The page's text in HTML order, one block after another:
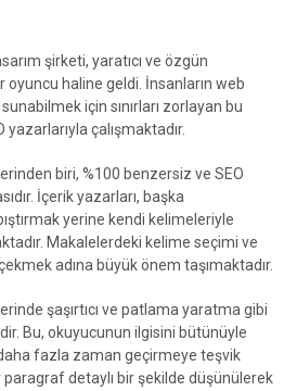
şirketi, yaratıcı ve özgün
haline geldi. İnsanların web
için sınırları zorlayan bu
çalışmaktadır.
biri, %100 benzersiz ve SEO
İçerik yazarları, başka
yerine kendi kelimeleriyle
Makalelerdeki kelime seçimi ve
adına büyük önem taşımaktadır.
şaşırtıcı ve patlama yaratma gibi
Bu, okuyucunun ilgisini bütünüyle
fazla zaman geçirmeye teşvik
detaylı bir şekilde düşünülerek